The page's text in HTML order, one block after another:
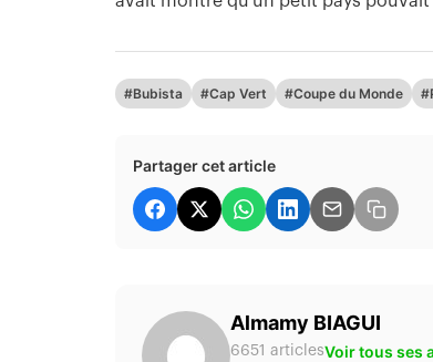
#Bubista #Cap Vert #Coupe du Monde
Partager cet article
Almamy BIAGUI
6651 articlesVoir tous ses